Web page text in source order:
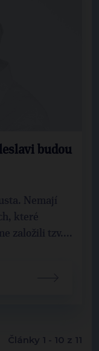
budou
Nemají
které
založili tzv....
Články 1 - 10 z 11